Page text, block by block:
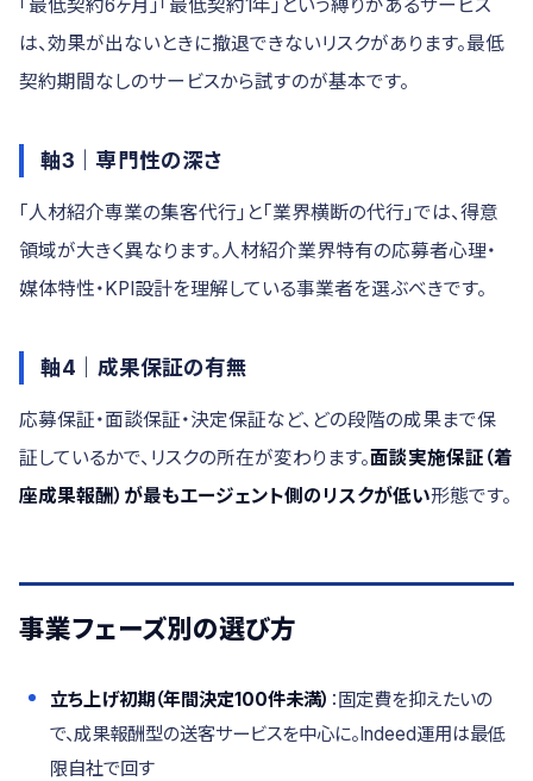
「最低契約6ヶ月」「最低契約1年」という縛りがあるサービス
は、効果が出ないときに撤退できないリスクがあります。最低
契約期間なしのサービスから試すのが基本です。
軸3｜専門性の深さ
「人材紹介専業の集客代行」と「業界横断の代行」では、得意
領域が大きく異なります。人材紹介業界特有の応募者心理・
媒体特性・KPI設計を理解している事業者を選ぶべきです。
軸4｜成果保証の有無
応募保証・面談保証・決定保証など、どの段階の成果まで保
証しているかで、リスクの所在が変わります。面談実施保証（着
座成果報酬）が最もエージェント側のリスクが低い形態です。
事業フェーズ別の選び方
立ち上げ初期（年間決定100件未満） ：固定費を抑えたいの
で、成果報酬型の送客サービスを中心に。Indeed運用は最低
限自社で回す